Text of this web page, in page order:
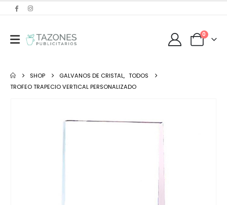
0
SHOP GALVANOS DE CRISTAL, TODOS
TROFEO TRAPECIO VERTICAL PERSONALIZADO